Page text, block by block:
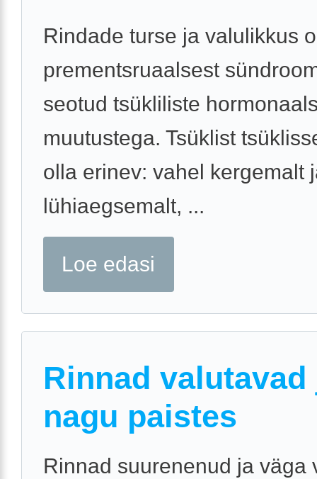
Rindade turse ja valulikkus
prementsruaalsest
seotud tsükliliste
muutustega. Tsüklist
olla erinev: vahel kergemalt
lühiaegsemalt, ...
Loe edasi
Rinnad valutavad
nagu paistes
Rinnad suurenenud ja väga